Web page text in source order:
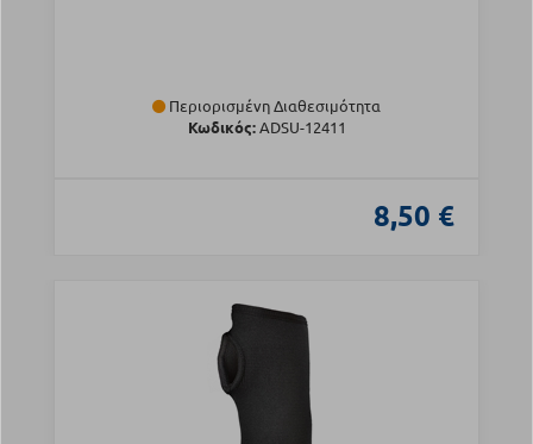
Περιορισμένη Διαθεσιμότητα
Κωδικός:ADSU-12411
8,50 €